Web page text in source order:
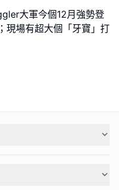
大軍今個12月強勢登
現場有超大個「牙寶」打